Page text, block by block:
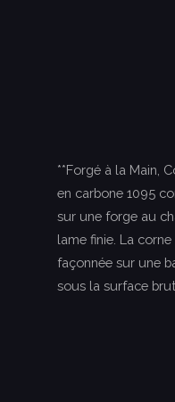
**Forgé à la Main,
en carbone 1095
sur une forge au
lame finie. La
façonnée sur une
sous la surface